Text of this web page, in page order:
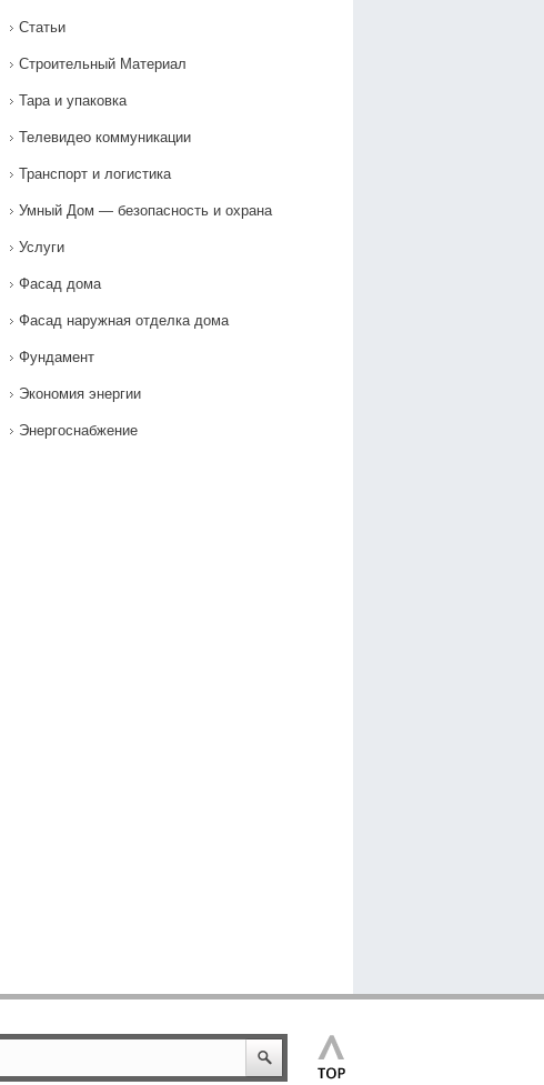
Статьи
Строительный Материал
Тара и упаковка
Телевидео коммуникации
Транспорт и логистика
Умный Дом — безопасность и охрана
Услуги
Фасад дома
Фасад наружная отделка дома
Фундамент
Экономия энергии
Энергоснабжение